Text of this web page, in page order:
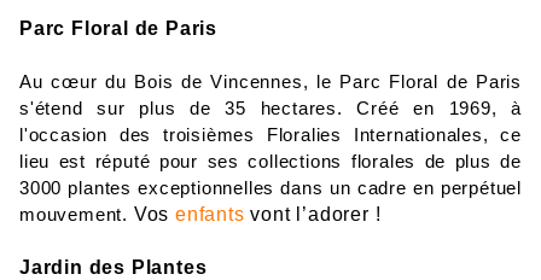
Parc F oral de Paris
Au cœur du Bois de Vincennes, le Parc Floral de Paris
s'étend sur plus de 35 hectares. Créé en 1969, à
l'occasion des troisièmes Floralies Internationales, ce
lieu est réputé pour ses collections florales de plus de
3000 plantes exceptionnelles dans un cadre en perpétuel
mouvement. Vos enfants vont l’adorer !
Jardin des Plantes